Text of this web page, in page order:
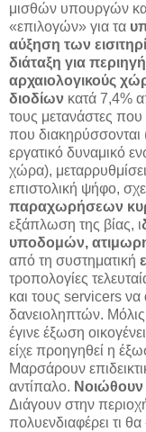
μισθών υπουργών
«επιλογών» για τα
αύξηση των
διάταξη για
αρχαιολογικούς
διοδίων κατά 7,4%
τους μετανάστες
που διακηρύσσονται
εργατικό δυναμικό
χώρα),
επιστολική ψήφο,
παραχωρήσεων
εξάπλωση της βίας, ι
υποδομών,
από τη συστηματική
τροπολογίες
και τους servicers να
δανειοληπτών.
έγινε έξωση
είχε προηγηθεί η
Μαρσάρουν
αντίπαλο. Νοιώθουν
Διάγουν στην
πολυενδιαφέρει τι